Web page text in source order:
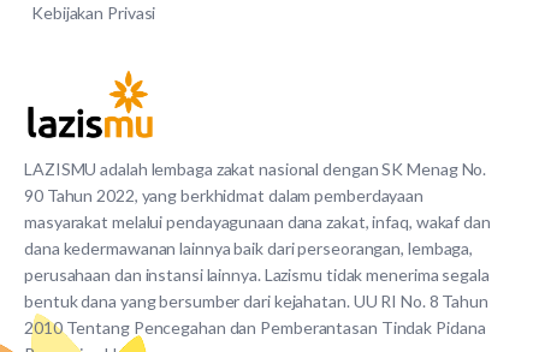
LAZISMU adalah lembaga zakat nasional dengan SK Menag No.
90 Tahun 2022, yang berkhidmat dalam pemberdayaan
masyarakat melalui pendayagunaan dana zakat, infaq, wakaf dan
dana kedermawanan lainnya baik dari perseorangan, lembaga,
perusahaan dan instansi lainnya. Lazismu tidak menerima segala
bentuk dana yang bersumber dari kejahatan. UU RI No. 8 Tahun
2010 Tentang Pencegahan dan Pemberantasan Tindak Pidana
Kebijakan Privasi